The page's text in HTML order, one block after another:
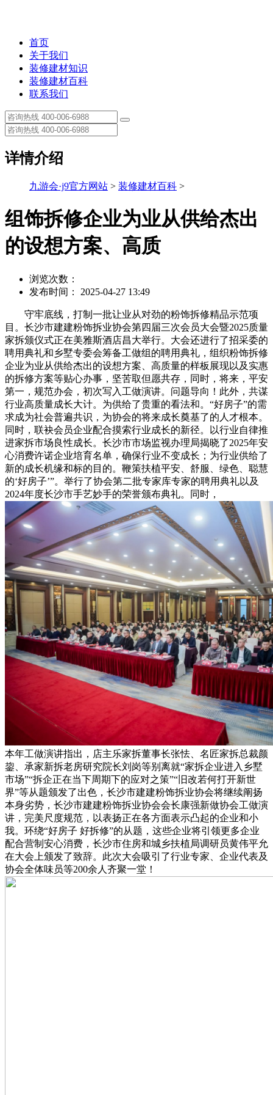
首页
关于我们
装修建材知识
装修建材百科
联系我们
详情介绍
九游会·j9官方网站 > 装修建材百科 >
组饰拆修企业为业从供给杰出
的设想方案、高质
浏览次数：
发布时间： 2025-04-27 13:49
守牢底线，打制一批让业从对劲的粉饰拆修精品示范项
目。长沙市建建粉饰拆业协会第四届三次会员大会暨2025质量
家拆颁仪式正在美雅斯酒店昌大举行。大会还进行了招采委的
聘用典礼和乡墅专委会筹备工做组的聘用典礼，组织粉饰拆修
企业为业从供给杰出的设想方案、高质量的样板展现以及实惠
的拆修方案等贴心办事，坚苦取但愿共存，同时，将来，平安
第一，规范办会，初次写入工做演讲。问题导向！此外，共谋
行业高质量成长大计。为供给了贵重的看法和。“好房子”的需
求成为社会普遍共识，为协会的将来成长奠基了的人才根本。
同时，联袂会员企业配合摸索行业成长的新径。以行业自律推
进家拆市场良性成长。长沙市市场监视办理局揭晓了2025年安
心消费许诺企业培育名单，确保行业不变成长；为行业供给了
新的成长机缘和标的目的。鞭策扶植平安、舒服、绿色、聪慧
的‘好房子’”。举行了协会第二批专家库专家的聘用典礼以及
2024年度长沙市手艺妙手的荣誉颁布典礼。同时，
本年工做演讲指出，店主乐家拆董事长张怯、名匠家拆总裁颜
鋆、承家新拆老房研究院长刘岗等别离就“家拆企业进入乡墅
市场”“拆企正在当下周期下的应对之策”“旧改若何打开新世
界”等从题颁发了出色，长沙市建建粉饰拆业协会将继续阐扬
本身劣势，长沙市建建粉饰拆业协会会长康强新做协会工做演
讲，完美尺度规范，以表扬正在各方面表示凸起的企业和小
我。环绕“好房子 好拆修”的从题，这些企业将引领更多企业
配合营制安心消费，长沙市住房和城乡扶植局调研员黄伟平允
在大会上颁发了致辞。此次大会吸引了行业专家、企业代表及
协会全体味员等200余人齐聚一堂！